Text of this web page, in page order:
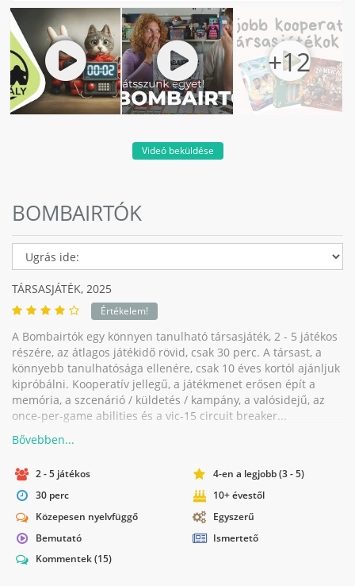
Videó beküldése
BOMBAIRTÓK
TÁRSASJÁTÉK, 2025
Értékelem!
A Bombairtók egy könnyen tanulható társasjáték, 2 - 5 játékos
részére, az átlagos játékidő rövid, csak 30 perc. A társast, a
könnyebb tanulhatósága ellenére, csak 10 éves kortól ajánljuk
kipróbálni. Kooperatív jellegű, a játékmenet erősen épít a
memória, a szcenárió / küldetés / kampány, a valósidejű, az
once-per-game abilities és a vic-15 circuit breaker...
2 - 5 játékos
4-en a legjobb (3 - 5)
30 perc
10+ évestől
Közepesen nyelvfüggő
Egyszerű
Bemutató
Ismertető
Kommentek(15)